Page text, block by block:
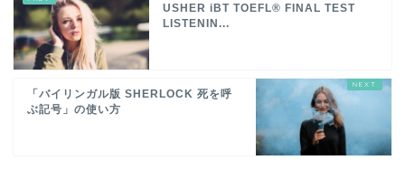
USHER iBT TOEFL® FINAL TEST
LISTENIN...
「バイリンガル版 SHERLOCK 死を呼
ぶ記号」の使い方